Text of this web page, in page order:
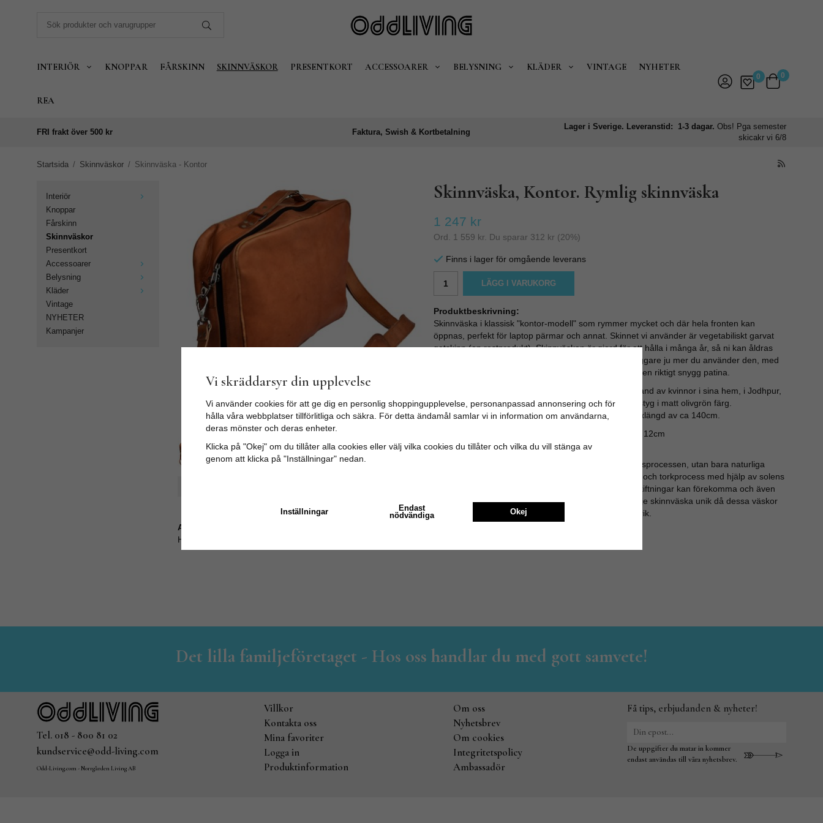
INTERIÖR KNOPPAR FÅRSKINN SKINNVÄSKOR PRESENTKORT ACCESSOARER BELYSNING KLÄDER VINTAGE NYHETER
REA
0 0
FRI frakt över 500 kr Faktura, Swish & Kortbetalning
Lager i Sverige. Leveranstid: 1-3 dagar.Obs! Pga semester
skicakr vi 6/8
Startsida / Skinnväskor / Skinnväska - Kontor
Interiör
Knoppar
Fårskinn
Skinnväskor
Presentkort
Accessoarer
Belysning
Kläder
Vintage
NYHETER
Kampanjer
Skinnväska, Kontor. Rymlig skinnväska
1 247 kr
Ord. 1 559 kr. Du sparar 312 kr (20%)
Finns i lager för omgående leverans
LÄGG I VARUKORG
Produktbeskrivning:
Skinnväska i klassisk "kontor-modell" som rymmer mycket och där hela fronten kan
öppnas, perfekt för laptop pärmar och annat. Skinnet vi använder är vegetabiliskt garvat
getskinn (en restprodukt). Skinnväskan är gjord för att hålla i många år, så ni kan åldras
tillsammans. Skinnväskan blir bara snyggare och snyggare ju mer du använder den, med
tiden så mörknar skinnet och skinnväskan kommer få en riktigt snygg patina.
Skinnväskan och alla våra skinnväskor är sydda för hand av kvinnor i sina hem, i Jodhpur,
Indien. Skinnväskans insida är klädd i slitstarkt canvastyg i matt olivgrön färg.
Skinnväskans axelrem kan justeras steglöst till en maxlängd av ca 140cm.
Retroväskans mått: Bredd: 40cm - Höjd: 30cm - Djup: 12cm
Skinnväskan har kvalitetsdragkedja ifrån YKK.
Vi använder inga skadliga kemikalier under beredningsprocessen, utan bara naturliga
ämnen. Såsom vegetabilisk olja, salt, kalksten, värme och torkprocess med hjälp av solens
värmande strålar. Ingen väska är den andra lik, färgskiftningar kan förekomma och även
små märken ifrån skinnberedningen. Allt detta gör varje skinnväska unik då dessa väskor
är handgjorda och inte massproducerade i någon fabrik.
Artikelnummer:
HVL-V2-59
Det lilla familjeföretaget - Hos oss handlar du med gott samvete!
Tel. 018 - 800 81 02
kundservice@odd-living.com
Odd-Living.com - Norrgården Living AB
Villkor
Kontakta oss
Mina favoriter
Logga in
Produktinformation
Om oss
Nyhetsbrev
Om cookies
Integritetspolicy
Ambassadör
Få tips, erbjudanden & nyheter!
De uppgifter du matar in kommer
endast användas till våra nyhetsbrev.
Vi skräddarsyr din upplevelse
Vi använder cookies för att ge dig en personlig shoppingupplevelse, personanpassad annonsering och för
hålla våra webbplatser tillförlitliga och säkra. För detta ändamål samlar vi in information om användarna,
deras mönster och deras enheter.
Klicka på "Okej" om du tillåter alla cookies eller välj vilka cookies du tillåter och vilka du vill stänga av
genom att klicka på "Inställningar" nedan.
Inställningar
Endast
nödvändiga
Okej